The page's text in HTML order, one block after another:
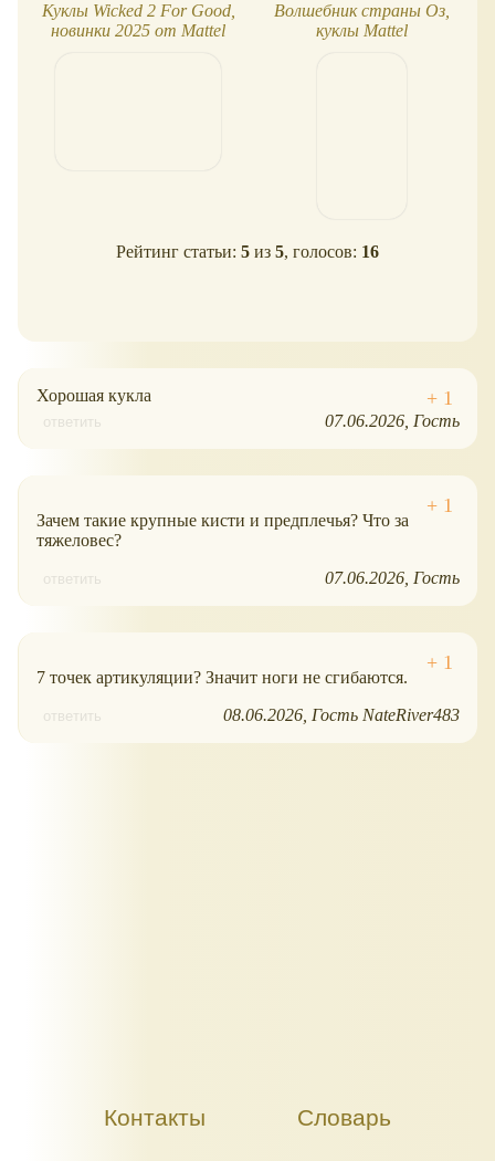
Куклы Wicked 2 For Good,
новинки 2025 от Mattel
Волшебник страны Оз,
куклы Mattel
Рейтинг статьи: 5 из 5, голосов: 16
Хорошая кукла
ответить 07.06.2026 Гость
Зачем такие крупные кисти и предплечья? Что за
тяжеловес?
ответить 07.06.2026 Гость
7 точек артикуляции? Значит ноги не сгибаются.
ответить 08.06.2026 Гость NateRiver483
Контакты Словарь